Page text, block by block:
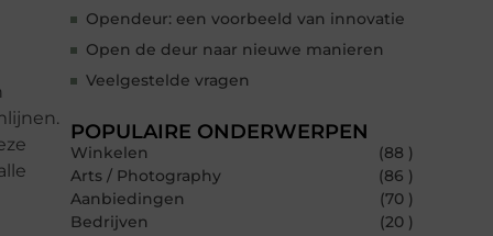
Opendeur: een voorbeeld van innovatie
Open de deur naar nieuwe manieren
Veelgestelde vragen
POPULAIRE ONDERWERPEN
Winkelen
(88 )
Arts / Photography
(86 )
Aanbiedingen
(70 )
Bedrijven
(20 )